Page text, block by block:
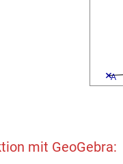
mit GeoGebra: